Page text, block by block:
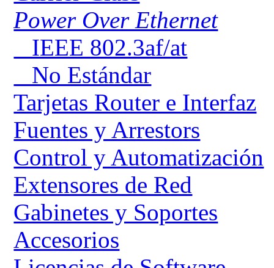
Power Over Ethernet
IEEE 802.3af/at
No Estándar
Tarjetas Router e Interfaz
Fuentes y Arrestors
Control y Automatización
Extensores de Red
Gabinetes y Soportes
Accesorios